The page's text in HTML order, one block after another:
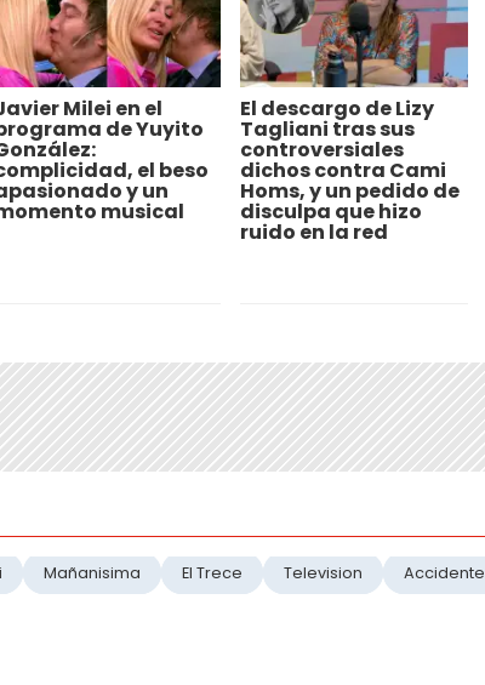
Milei en el
de Yuyito
el beso
y un
musical
El descargo de Lizy
Tagliani tras sus
controversiales
dichos contra Cami
Homs, y un pedido de
disculpa que hizo
ruido en la red
Mañanisima El Trece Television Accidente